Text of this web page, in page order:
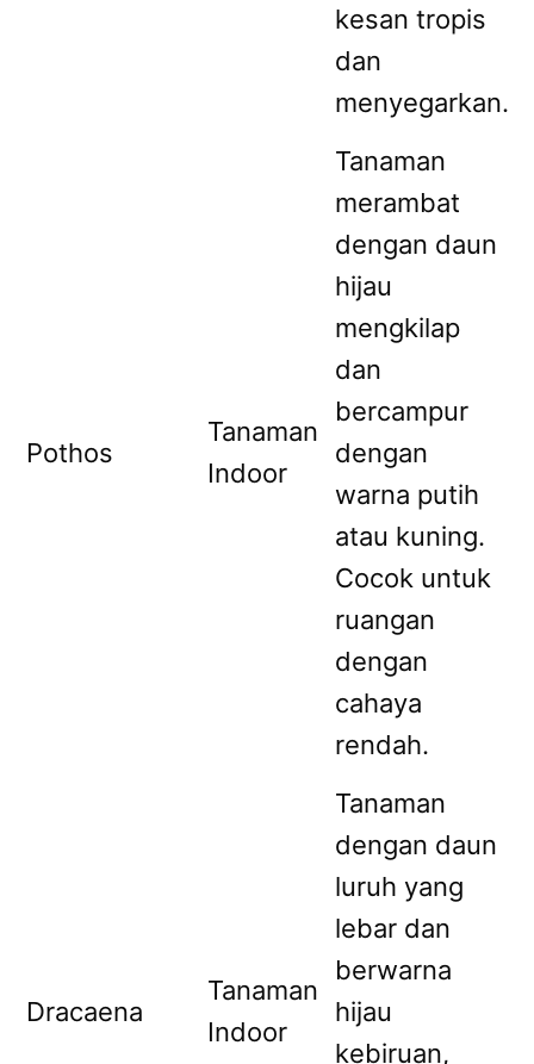
kesan tropis
dan
menyegarkan.
Pothos
Tanaman
Indoor
Tanaman
merambat
dengan daun
hijau
mengkilap
dan
bercampur
dengan
warna putih
atau kuning.
Cocok untuk
ruangan
dengan
cahaya
rendah.
Dracaena
Tanaman
Indoor
Tanaman
dengan daun
luruh yang
lebar dan
berwarna
hijau
kebiruan,